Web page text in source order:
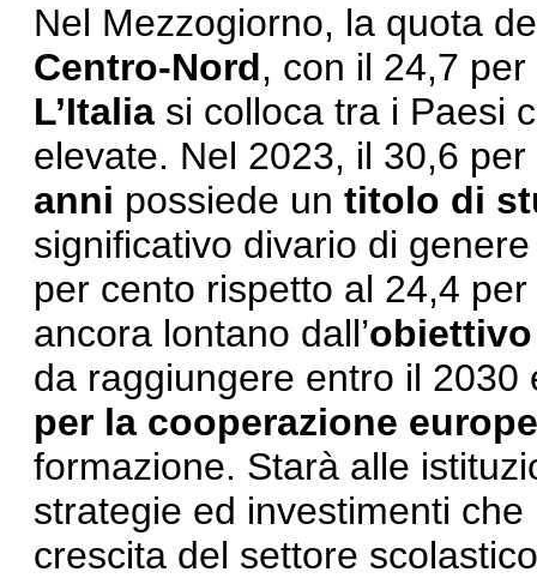
Nel Mezzogiorno, la quota
Centro-Nord, con il 24,7
L’Italia si colloca tra i Paesi
elevate. Nel 2023, il 30,6
anni possiede un titolo di
significativo divario di
per cento rispetto al 24,4
ancora lontano dall’
da raggiungere entro il
per la cooperazione
formazione. Starà alle
strategie ed investimenti
crescita del settore